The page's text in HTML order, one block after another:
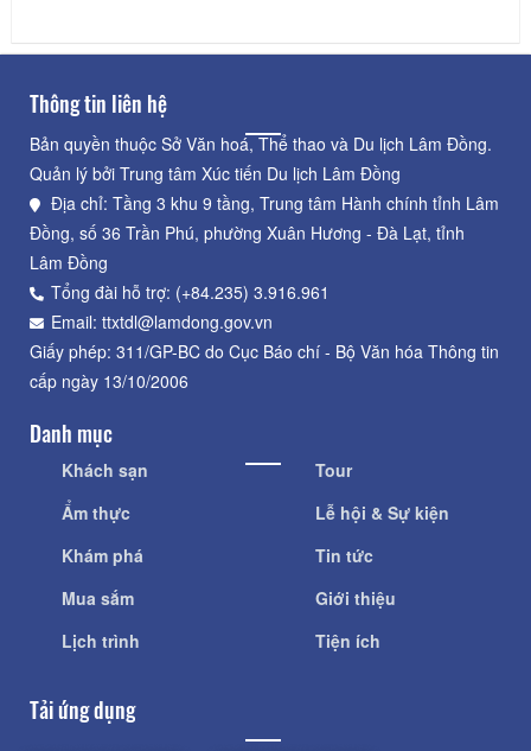
Thông tin liên hệ
Bản quyền thuộc Sở Văn hoá, Thể thao và Du lịch Lâm Đồng.
Quản lý bởi Trung tâm Xúc tiến Du lịch Lâm Đồng
Địa chỉ: Tầng 3 khu 9 tầng, Trung tâm Hành chính tỉnh Lâm
Đồng, số 36 Trần Phú, phường Xuân Hương - Đà Lạt, tỉnh
Lâm Đồng
Tổng đài hỗ trợ: (+84.235) 3.916.961
Email: ttxtdl@lamdong.gov.vn
Giấy phép: 311/GP-BC do Cục Báo chí - Bộ Văn hóa Thông tin
cấp ngày 13/10/2006
Danh mục
Khách sạn
Ẩm thực
Khám phá
Mua sắm
Lịch trình
Tour
Lễ hội & Sự kiện
Tin tức
Giới thiệu
Tiện ích
Tải ứng dụng